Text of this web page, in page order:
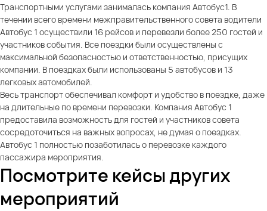
Транспортными услугами занималась компания Автобус1. В
течении всего времени межправительственного совета водители
Автобус 1 осуществили 16 рейсов и перевезли более 250 гостей и
участников события. Все поездки были осуществлены с
максимальной безопасностью и ответственностью, присущих
компании. В поездках были использованы 5 автобусов и 13
легковых автомобилей.
Весь транспорт обеспечивал комфорт и удобство в поездке, даже
на длительные по времени перевозки. Компания Автобус 1
предоставила возможность для гостей и участников совета
сосредоточиться на важных вопросах, не думая о поездках.
Автобус 1 полностью позаботилась о перевозке каждого
пассажира мероприятия.
Посмотрите кейсы других
мероприятий